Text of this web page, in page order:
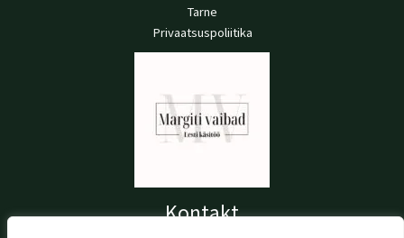
Tarne
Privaatsuspoliitika
Kontakt